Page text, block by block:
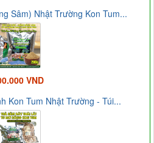
Sâm) Nhật Trường Kon Tum...
VND
Kon Tum Nhật Trường - Túi...